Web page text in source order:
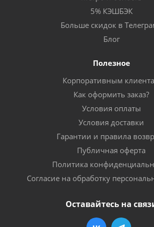
5% КЭШБЭК
Больше скидок в
Блог
Полезное
Корпоративным
Как оформить заказ?
Условия оплаты
Условия доставки
Гарантии и правила
Публичная оферта
Политика
Согласие на обработку
Оставайтесь на